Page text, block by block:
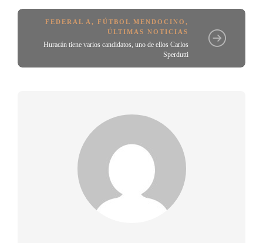
FEDERAL A , FÚTBOL MENDOCINO ,
ÚLTIMAS NOTICIAS
Huracán tiene varios candidatos, uno de ellos Carlos
Sperdutti